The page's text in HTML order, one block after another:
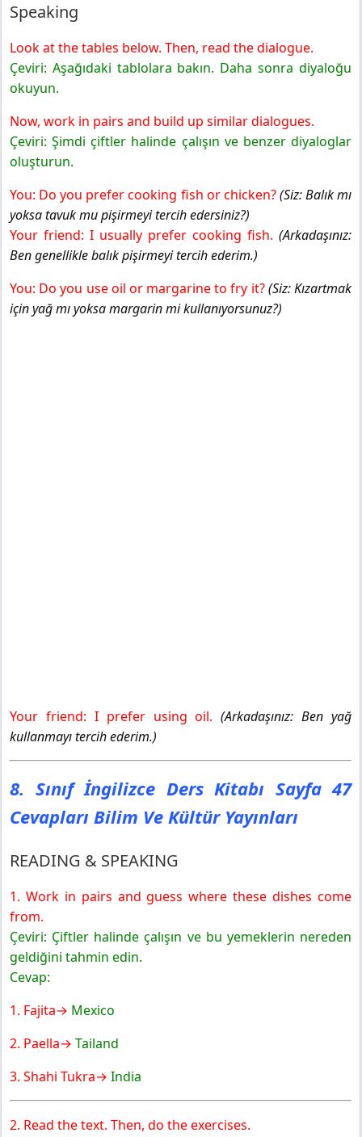
Speaking
Look at the tables below. Then, read the dialogue.
Çeviri: Aşağıdaki tablolara bakın. Daha sonra diyaloğu
okuyun.
Now, work in pairs and build up similar dialogues.
Çeviri: Şimdi çiftler halinde çalışın ve benzer diyaloglar
oluşturun.
You: Do you prefer cooking fish or chicken?(Siz: Balık mı
yoksa tavuk mu pişirmeyi tercih edersiniz?)
Your friend: I usually prefer cooking fish. (Arkadaşınız:
Ben genellikle balık pişirmeyi tercih ederim.)
You: Do you use oil or margarine to fry it?(Siz: Kızartmak
için yağ mı yoksa margarin mi kullanıyorsunuz?)
Your friend: I prefer using oil.(Arkadaşınız: Ben yağ
kullanmayı tercih ederim.)
8. Sınıf İngilizce Ders Kitabı Sayfa 47
Cevapları Bilim Ve Kültür Yayınları
READING & SPEAKING
1. Work in pairs and guess where these dishes come
from.
Çeviri: Çiftler halinde çalışın ve bu yemeklerin nereden
geldiğini tahmin edin.
Cevap:
1. Fajita→ Mexico
2. Paella→ Tailand
3. Shahi Tukra→ India
2. Read the text. Then, do the exercises.